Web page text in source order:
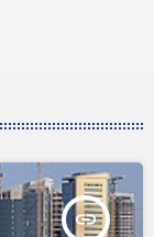
insert_link